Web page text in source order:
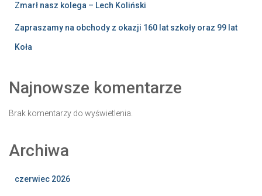
Zmarł nasz kolega – Lech Koliński
Zapraszamy na obchody z okazji 160 lat szkoły oraz 99 lat
Koła
Najnowsze komentarze
Brak komentarzy do wyświetlenia.
Archiwa
czerwiec 2026